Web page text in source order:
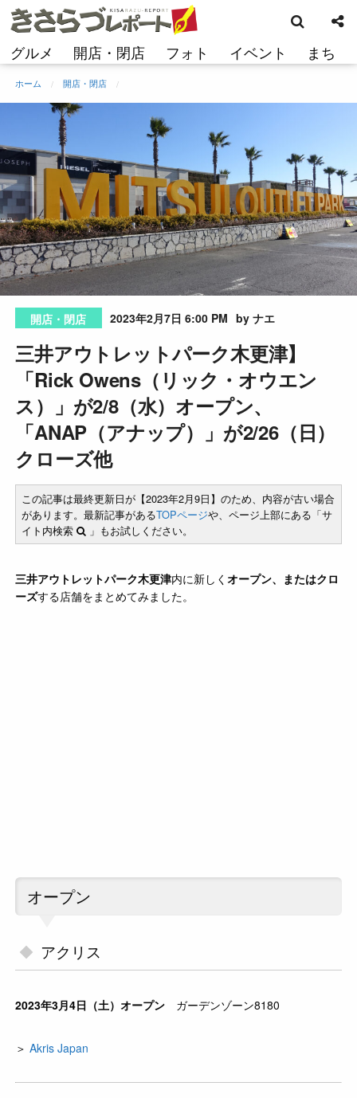
コ
ン
ン
へ
キ
ッ
プ
グルメ 開店・閉店 フォト イベント まち
索
ホーム 開店・閉店
開店・閉店 2023年2月7日 6:00 PM by ナエ
三井アウトレットパーク木更津】
「Rick Owens（リック・オウエン
ス）」が2/8（水）オープン、
「ANAP（アナップ）」が2/26（日）
クローズ他
この記事は最終更新日が【2023年2月9日】のため、内容が古い場合
があります。最新記事があるTOPページや、ページ上部にある「サ
イト内検索
」もお試しください。
三井アウトレットパーク木更津内に新しくオープン、またはクロ
ーズする店舗をまとめてみました。
オープン
アクリス
2023年3月4日（土）オープン ガーデンゾーン8180
＞Akris Japan